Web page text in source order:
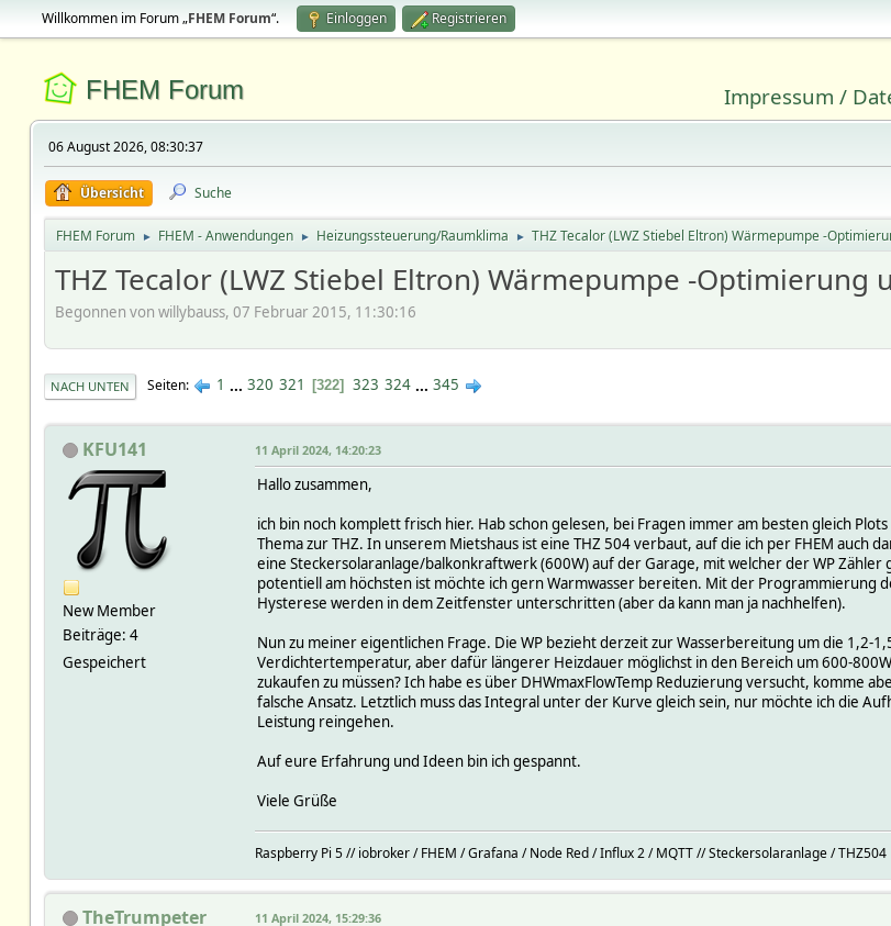
Willkommen im Forum „FHEM Forum“. Einloggen Registrieren
FHEM Forum Impressum /
06 August 2026, 08:30:37
Übersicht Suche
FHEM Forum ► FHEM - Anwendungen ► Heizungssteuerung/Raumklima ► THZ Tecalor (LWZ Stiebel Eltron) Wärmepumpe -
THZ Tecalor (LWZ Stiebel Eltron) Wärmepumpe -Optimierung
Begonnen von willybauss, 07 Februar 2015, 11:30:16
NACH UNTEN Seiten 1 ... 320 321 322 323 324 ... 345
KFU141
New Member
Beiträge: 4
Gespeichert
11 April 2024, 14:20:23
Hallo zusammen,
ich bin noch komplett frisch hier. Hab schon gelesen, bei Fragen immer am besten gleich
Thema zur THZ. In unserem Mietshaus ist eine THZ 504 verbaut, auf die ich per FHEM
eine Steckersolaranlage/balkonkraftwerk (600W) auf der Garage, mit welcher der WP
potentiell am höchsten ist möchte ich gern Warmwasser bereiten. Mit der Programmierung
Hysterese werden in dem Zeitfenster unterschritten (aber da kann man ja nachhelfen).
Nun zu meiner eigentlichen Frage. Die WP bezieht derzeit zur Wasserbereitung um die 1,2-
Verdichtertemperatur, aber dafür längerer Heizdauer möglichst in den Bereich um 600-
zukaufen zu müssen? Ich habe es über DHWmaxFlowTemp Reduzierung versucht, komme
falsche Ansatz. Letztlich muss das Integral unter der Kurve gleich sein, nur möchte ich die
Leistung reingehen.
Auf eure Erfahrung und Ideen bin ich gespannt.
Viele Grüße
Raspberry Pi 5 // iobroker / FHEM / Grafana / Node Red / Influx 2 / MQTT // Steckersolaranlage / THZ504
TheTrumpeter 11 April 2024, 15:29:36